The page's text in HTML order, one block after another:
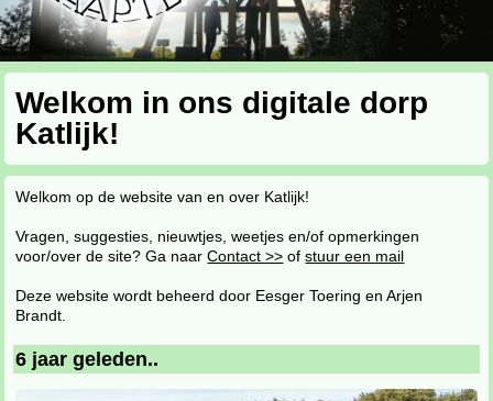
Welkom in ons digitale dorp
Katlijk!
Welkom op de website van en over Katlijk!
Vragen, suggesties, nieuwtjes, weetjes en/of opmerkingen
voor/over de site? Ga naarContact >> ofstuur een mail
Deze website wordt beheerd door Eesger Toering en Arjen
Brandt.
6 jaar geleden..